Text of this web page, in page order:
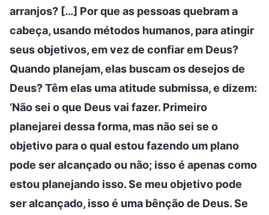
arranjos? […] Por que as pessoas quebram a
cabeça, usando métodos humanos, para atingir
seus objetivos, em vez de confiar em Deus?
Quando planejam, elas buscam os desejos de
Deus? Têm elas uma atitude submissa, e dizem:
‘Não sei o que Deus vai fazer. Primeiro
planejarei dessa forma, mas não sei se o
objetivo para o qual estou fazendo um plano
pode ser alcançado ou não; isso é apenas como
estou planejando isso. Se meu objetivo pode
ser alcançado, isso é uma bênção de Deus. Se